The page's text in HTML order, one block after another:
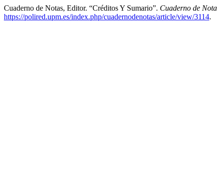
Cuaderno de Notas, Editor. “Créditos Y Sumario”. Cuaderno de
https://polired.upm.es/index.php/cuadernodenotas/article/view/3114.